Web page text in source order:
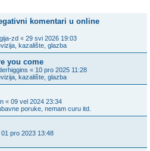
komentari u online
zd « 29 svi 2026 19:03
kazalište, glazba
you come
« 10 pro 2025 11:28
kazalište, glazba
« 09 vel 2024 23:34
poruke, nemam curu itd.
01 pro 2023 13:48